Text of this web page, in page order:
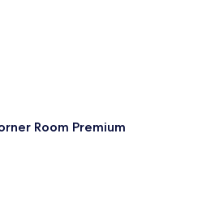
Room Premium